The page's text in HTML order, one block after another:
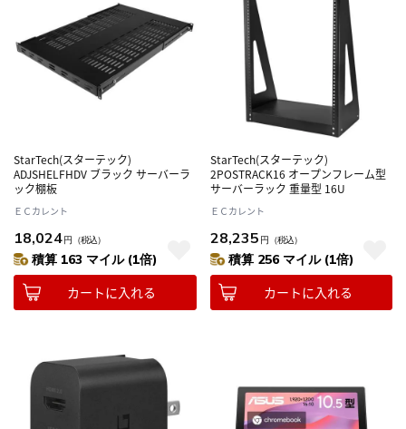
StarTech(スターテック)
ADJSHELFHDV ブラック サーバーラ
ック棚板
ＥＣカレント
18,024円 （税込）
積算 163 マイル (1倍)
カートに入れる
StarTech(スターテック)
2POSTRACK16 オープンフレーム型
サーバーラック 重量型 16U
ＥＣカレント
28,235 円 （税込）
積算 256 マイル (1倍)
カートに入れる